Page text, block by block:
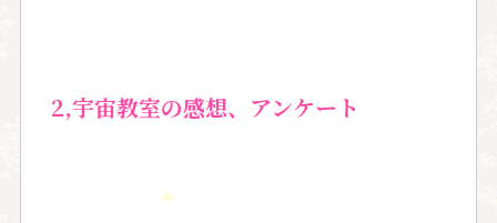
2,宇宙教室の感想、アンケート